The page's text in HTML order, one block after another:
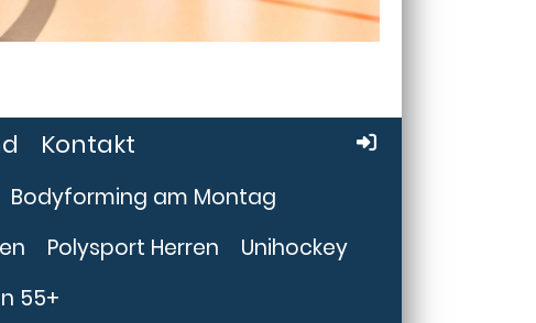
Kontakt
Bodyforming am Montag
Polysport Herren
Unihockey
55+